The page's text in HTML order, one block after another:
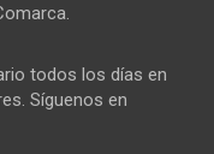
todos los días en
Síguenos en